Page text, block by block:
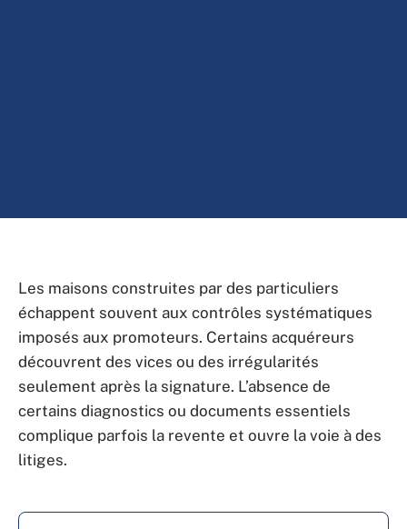
Les maisons construites par des particuliers
échappent souvent aux contrôles systématiques
imposés aux promoteurs. Certains acquéreurs
découvrent des vices ou des irrégularités
seulement après la signature. L’absence de
certains diagnostics ou documents essentiels
complique parfois la revente et ouvre la voie à des
litiges.